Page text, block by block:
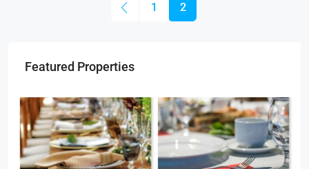
1 2
Featured Properties